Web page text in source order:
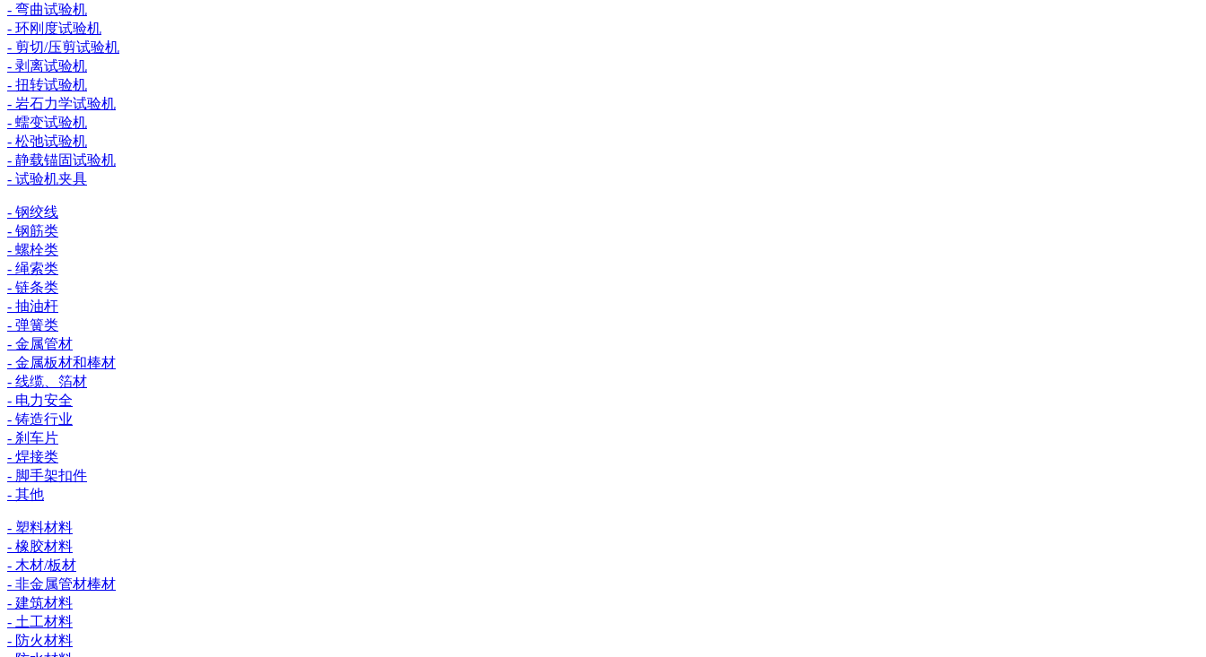
- 弯曲试验机
- 环刚度试验机
- 剪切/压剪试验机
- 剥离试验机
- 扭转试验机
- 岩石力学试验机
- 蠕变试验机
- 松弛试验机
- 静载锚固试验机
- 试验机夹具
- 钢绞线
- 钢筋类
- 螺栓类
- 绳索类
- 链条类
- 抽油杆
- 弹簧类
- 金属管材
- 金属板材和棒材
- 线缆、箔材
- 电力安全
- 铸造行业
- 刹车片
- 焊接类
- 脚手架扣件
- 其他
- 塑料材料
- 橡胶材料
- 木材/板材
- 非金属管材棒材
- 建筑材料
- 土工材料
- 防火材料